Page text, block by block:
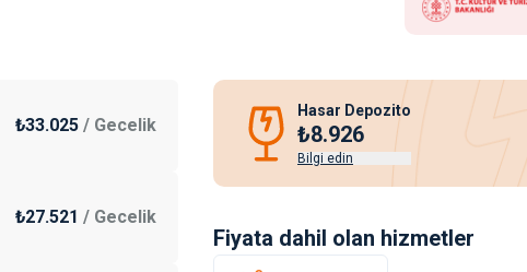
₺33.025 / Gecelik
₺27.521 / Gecelik
Hasar Depozito
₺8.926
Bilgi edin
Fiyata dahil olan hizmetler